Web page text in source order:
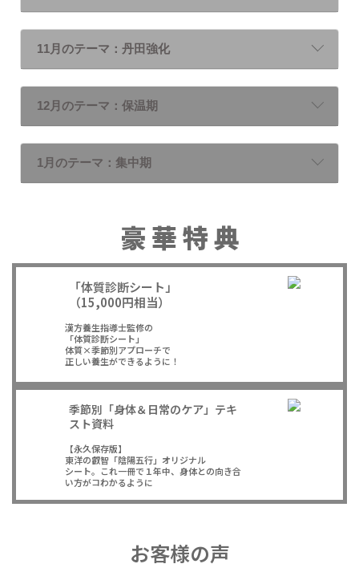
11月のテーマ：丹田強化
12月のテーマ：保温期
1月のテーマ：集中期
豪 華 特 典
「体質診断シート」
（15,000円相当）
漢方養生指導士監修の
「体質診断シート」
体質×季節別アプローチで
正しい養生ができるように！
季節別「身体＆日常のケア」テキ
スト資料
【永久保存版】
東洋の叡智「陰陽五行」オリジナル
シート。これ一冊で１年中、身体との向き合
い方がコわかるように
お客様の声